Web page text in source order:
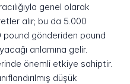
genel olarak
alır; bu da 5.000
gönderiden pound
anlamına gelir.
önemli etkiye sahiptir.
düşük